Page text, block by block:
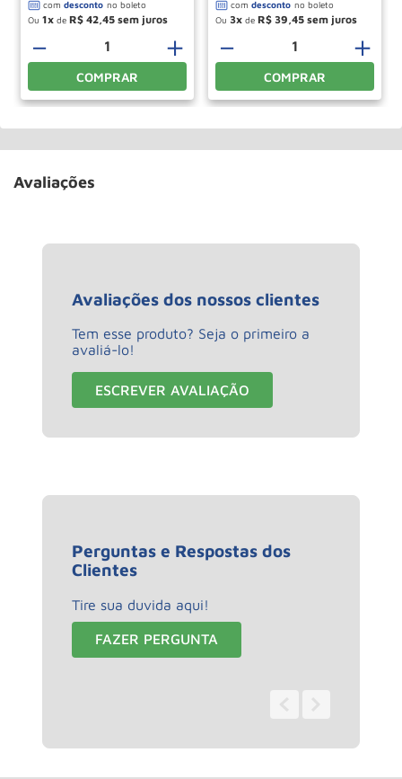
Ou 1 de R$ 42,45
＋
－
COMPRAR
Ou 3 de R$ 39,45
＋
－
COMPRAR
Avaliações
Avaliações dos nossos clientes
Tem esse produto? Seja o primeiro a
avaliá-lo!
ESCREVER AVALIAÇÃO
Perguntas e Respostas dos
Clientes
Tire sua duvida aqui!
FAZER PERGUNTA